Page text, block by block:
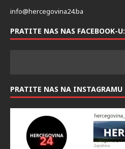
info@hercegovina24.ba
PRATITE NAS NAS FACEBOOK-U:
PRATITE NAS NA INSTAGRAMU